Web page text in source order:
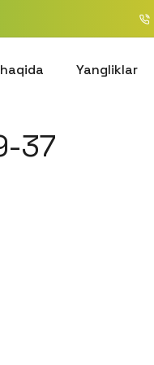
Yangliklar
37